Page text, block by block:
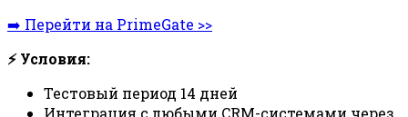
➡️ Перейти на PrimeGate >>
⚡ Условия:
Тестовый период 14 дней
Интеграция с любыми CRM-системами через